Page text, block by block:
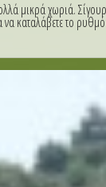
μικρά χωριά.
να καταλάβετε το